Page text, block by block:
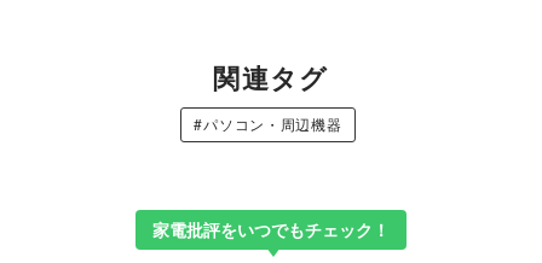
関連タグ
#パソコン・周辺機器
家電批評をいつでもチェック！